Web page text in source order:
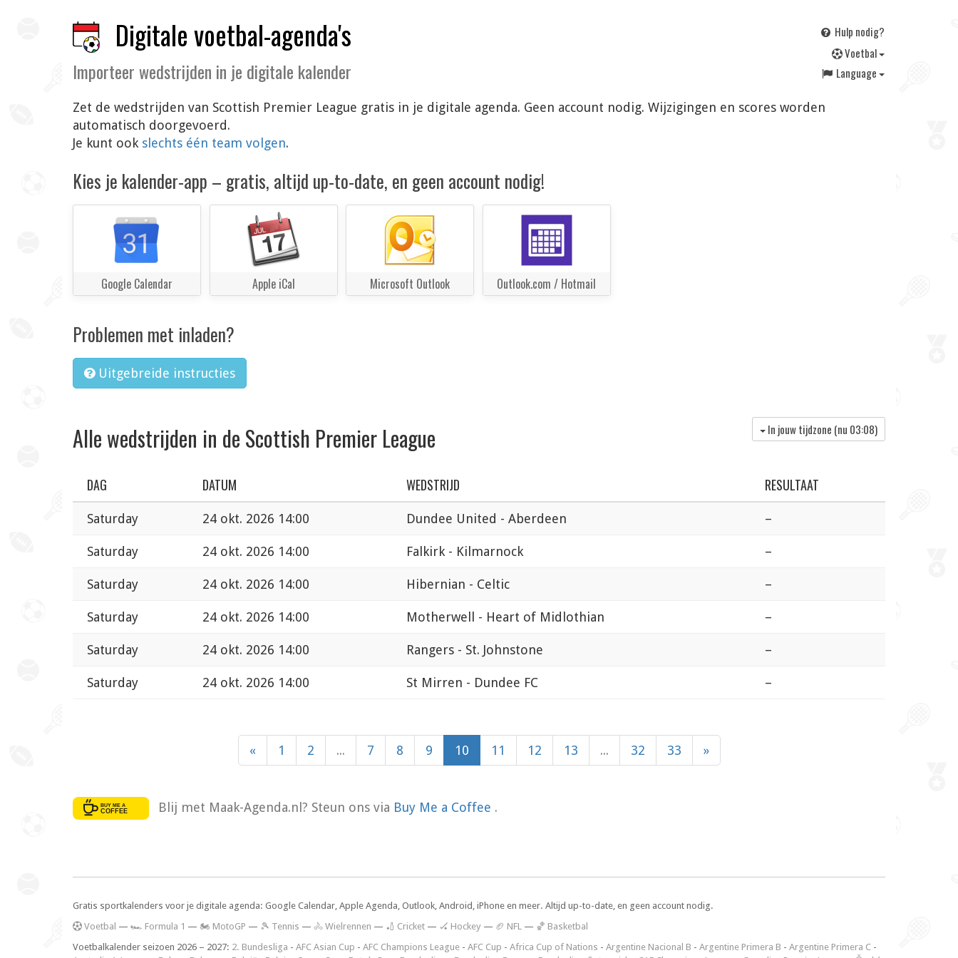
Digitale voetbal-agenda's
Importeer wedstrijden in je digitale kalender
Hulp nodig?
Voetbal
Language
Zet de wedstrijden van Scottish Premier League gratis in je digitale agenda. Geen account nodig. Wijzigingen en scores worden
automatisch doorgevoerd.
Je kunt ook slechts één team volgen.
Kies je kalender-app – gratis, altijd up-to-date, en geen account nodig!
Google Calendar Apple iCal Microsoft Outlook Outlook.com / Hotmail
Problemen met inladen?
Uitgebreide instructies
Alle wedstrijden in de Scottish Premier League In jouw tijdzone (nu 03:08)
DAG DATUM WEDSTRIJD RESULTAAT
Saturday 24 okt. 2026 14:00 Dundee United - Aberdeen –
Saturday 24 okt. 2026 14:00 Falkirk - Kilmarnock –
Saturday 24 okt. 2026 14:00 Hibernian - Celtic –
Saturday 24 okt. 2026 14:00 Motherwell - Heart of Midlothian –
Saturday 24 okt. 2026 14:00 Rangers - St. Johnstone –
Saturday 24 okt. 2026 14:00 St Mirren - Dundee FC –
« 1 2 ... 7 8 9 10 11 12 13 ... 32 33 »
Blij met Maak-Agenda.nl? Steun ons via Buy Me a Coffee .
Gratis sportkalenders voor je digitale agenda: Google Calendar, Apple Agenda, Outlook, Android, iPhone en meer. Altijd up-to-date, en geen account nodig.
Voetbal — 🏎️ Formula 1 — 🏍 MotoGP — 🎾 Tennis — 🚴 Wielrennen — 🏏 Cricket — 🏑 Hockey — 🏈 NFL — 🏀 Basketbal
Voetbalkalender seizoen 2026 – 2027: 2. Bundesliga - AFC Asian Cup - AFC Champions League - AFC Cup - Africa Cup of Nations - Argentine Nacional B - Argentine Primera B - Argentine Primera C -